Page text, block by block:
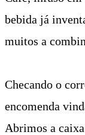
bebida já
muitos a
Checando o
encomenda
Abrimos a